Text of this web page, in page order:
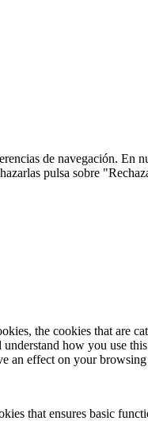
de navegación. En
pulsa sobre
the cookies that are
how you use
an effect on your
that ensures basic